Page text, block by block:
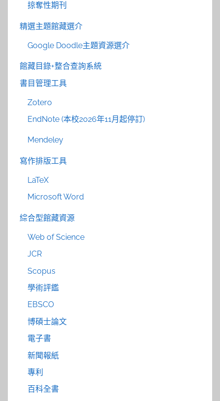
掠奪性期刊
精選主題館藏選介
Google Doodle主題資源選介
館藏目錄+整合查詢系統
書目管理工具
Zotero
EndNote (本校2026年11月起停訂)
Mendeley
寫作排版工具
LaTeX
Microsoft Word
綜合型館藏資源
Web of Science
JCR
Scopus
學術評鑑
EBSCO
博碩士論文
電子書
新聞報紙
專利
百科全書